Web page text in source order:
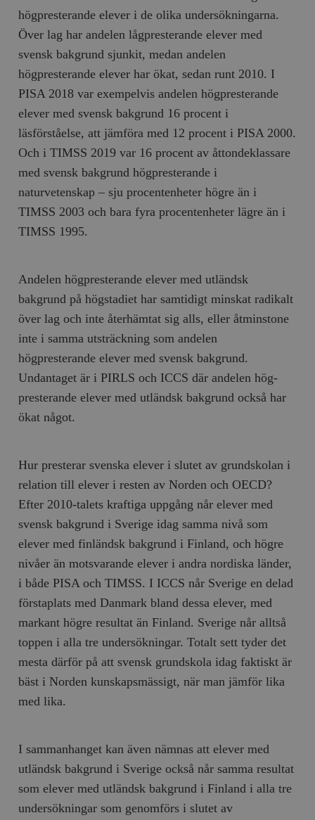
högpresterande elever i de olika undersökningarna.
Över lag har andelen lågpresterande elever med
svensk bakgrund sjunkit, medan andelen
högpresterande elever har ökat, sedan runt 2010. I
PISA 2018 var exempelvis andelen högpresterande
elever med svensk bakgrund 16 procent i
läsförståelse, att jämföra med 12 procent i PISA 2000.
Och i TIMSS 2019 var 16 procent av åttondeklassare
med svensk bakgrund högpresterande i
naturvetenskap – sju procentenheter högre än i
TIMSS 2003 och bara fyra procentenheter lägre än i
TIMSS 1995.
Andelen högpresterande elever med utländsk
bakgrund på högstadiet har samtidigt minskat radikalt
över lag och inte återhämtat sig alls, eller åtminstone
inte i samma utsträckning som andelen
högpresterande elever med svensk bakgrund.
Undantaget är i PIRLS och ICCS där andelen hög-
presterande elever med utländsk bakgrund också har
ökat något.
Hur presterar svenska elever i slutet av grundskolan i
relation till elever i resten av Norden och OECD?
Efter 2010-talets kraftiga uppgång når elever med
svensk bakgrund i Sverige idag samma nivå som
elever med finländsk bakgrund i Finland, och högre
nivåer än motsvarande elever i andra nordiska länder,
i både PISA och TIMSS. I ICCS når Sverige en delad
förstaplats med Danmark bland dessa elever, med
markant högre resultat än Finland. Sverige når alltså
toppen i alla tre undersökningar. Totalt sett tyder det
mesta därför på att svensk grundskola idag faktiskt är
bäst i Norden kunskapsmässigt, när man jämför lika
med lika.
I sammanhanget kan även nämnas att elever med
utländsk bakgrund i Sverige också når samma resultat
som elever med utländsk bakgrund i Finland i alla tre
undersökningar som genomförs i slutet av